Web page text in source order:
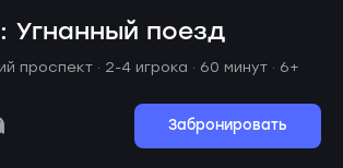
Угнанный поезд
проспект · 2-4 игрока · 60 минут · 6+
Забронировать